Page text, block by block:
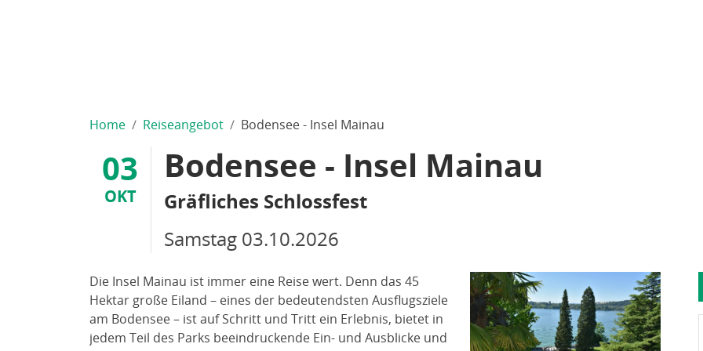
Home Reiseangebot Bodensee - Insel Mainau
03
OKT
Bodensee - Insel Mainau
Gräfliches Schlossfest
Samstag 03.10.2026
Die Insel Mainau ist immer eine Reise wert. Denn das 45
Hektar große Eiland – eines der bedeutendsten Ausflugsziele
am Bodensee – ist auf Schritt und Tritt ein Erlebnis, bietet in
jedem Teil des Parks beeindruckende Ein- und Ausblicke und